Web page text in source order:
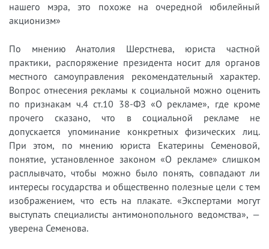
нашего мэра, это похоже на очередной юбилейный
акционизм»
По мнению Анатолия Шерстнева, юриста частной
практики, распоряжение президента носит для органов
местного самоуправления рекомендательный характер.
Вопрос отнесения рекламы к социальной можно оценить
по признакам ч.4 ст.10 38-ФЗ «О рекламе», где кроме
прочего сказано, что в социальной рекламе не
допускается упоминание конкретных физических лиц.
При этом, п​о мнению юриста Екатерины Семеновой,
понятие, установленное законом «О рекламе» слишком
расплывчато, чтобы можно было понять, совпадают ли
интересы государства и общественно полезные цели с тем
изображением, что есть на плакате. «Экспертами могут
выступать специалисты антимонопольного ведомства», —
уверена Семенова.